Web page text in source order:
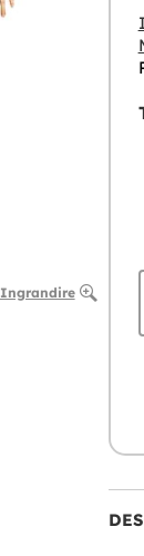
Ingrandire